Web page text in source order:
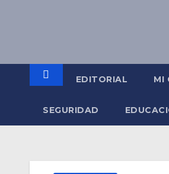
EDITORIAL MI
SEGURIDAD